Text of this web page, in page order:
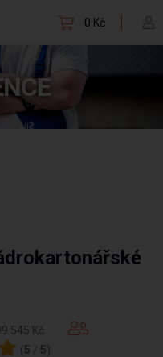
0 Kč
545 Kč
( 5 / 5)